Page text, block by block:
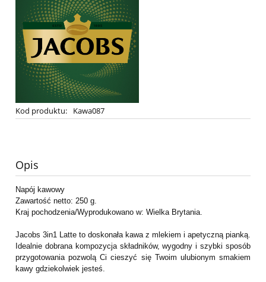
Kod produktu: Kawa087
Opis
Napój kawowy
Zawartość netto: 250 g.
Kraj pochodzenia/Wyprodukowano w: Wielka Brytania.
Jacobs 3in1 Latte to doskonała kawa z mlekiem i apetyczną pianką.
Idealnie dobrana kompozycja składników, wygodny i szybki sposób
przygotowania pozwolą Ci cieszyć się Twoim ulubionym smakiem
kawy gdziekolwiek jesteś.